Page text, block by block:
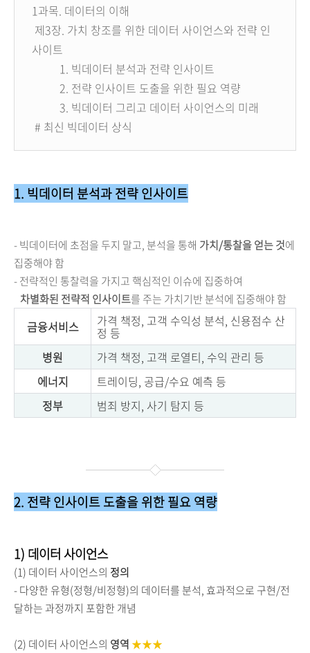
1과목. 데이터의 이해
제3장. 가치 창조를 위한 데이터 사이언스와 전략 인
사이트
1. 빅데이터 분석과 전략 인사이트
2. 전략 인사이트 도출을 위한 필요 역량
3. 빅데이터 그리고 데이터 사이언스의 미래
# 최신 빅데이터 상식
1. 빅데이터 분석과 전략 인사이트
- 빅데이터에 초점을 두지 말고, 분석을 통해 가치/통찰을 얻는 것에
집중해야 함
- 전략적인 통찰력을 가지고 핵심적인 이슈에 집중하여
차별화된 전략적 인사이트를 주는 가치기반 분석에 집중해야 함
금융서비스 가격 책정, 고객 수익성 분석, 신용점수 산
정 등
병원
가격 책정, 고객 로열티, 수익 관리 등
에너지
트레이딩, 공급/수요 예측 등
정부
범죄 방지, 사기 탐지 등
2. 전략 인사이트 도출을 위한 필요 역량
1) 데이터 사이언스
(1) 데이터 사이언스의 정의
- 다양한 유형(정형/비정형)의 데이터를 분석, 효과적으로 구현/전
달하는 과정까지 포함한 개념
(2) 데이터 사이언스의 영역 ★★★